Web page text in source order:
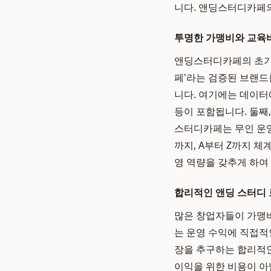
니다. 앤딩스터디카페
투명한 가맹비와 교육
앤딩스터디카페의 초
페'라는 검증된 브랜
니다. 여기에는 데이
등이 포함됩니다. 둘
스터디카페는 무인 운
까지, A부터 Z까지 체
영 역량을 갖추게 하
합리적인 앤딩 스터디
많은 창업자들이 가
는 운영 수익에 직접
장을 추구하는 합리적
이익을 위한 비용이